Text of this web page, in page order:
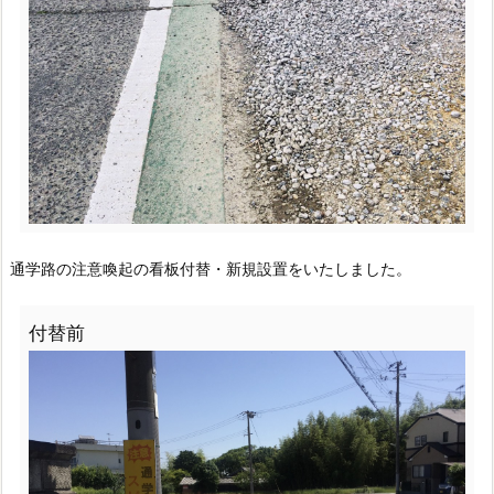
通学路の注意喚起の看板付替・新規設置をいたしました。
付替前